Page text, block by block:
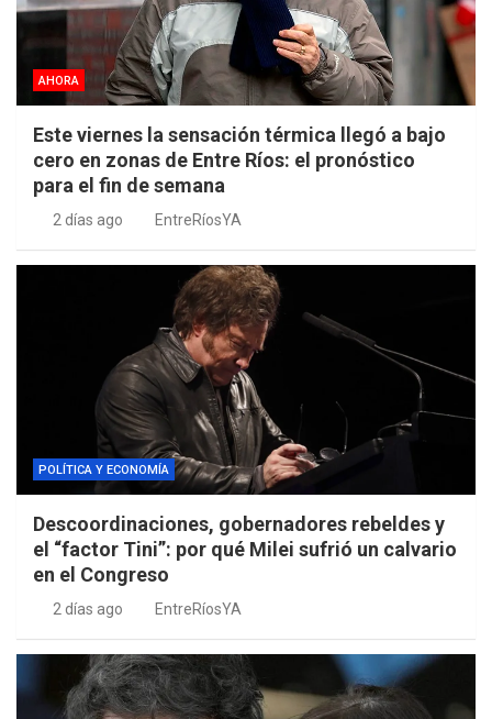
AHORA
Este viernes la sensación térmica llegó a bajo
cero en zonas de Entre Ríos: el pronóstico
para el fin de semana
2 días ago EntreRíosYA
POLÍTICA Y ECONOMÍA
Descoordinaciones, gobernadores rebeldes y
el “factor Tini”: por qué Milei sufrió un calvario
en el Congreso
2 días ago EntreRíosYA